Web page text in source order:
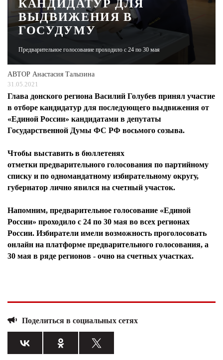
ЖУРНАЛ
КАНДИДАТУР ДЛЯ
ВЫДВИЖЕНИЯ В
ГОСУДУМУ
Предварительное голосование проходило с 24 по 30 мая
АВТОР Анастасия Талызина
31.05.2021
Глава донского региона Василий Голубев принял участие
в отборе кандидатур для последующего выдвижения от
«Единой России» кандидатами в депутаты
Государственной Думы ФС РФ восьмого созыва.
Чтобы выставить в бюллетенях
отметки предварительного голосования по партийному
списку и по одномандатному избирательному округу,
губернатор лично явился на счетный участок.
Напомним, предварительное голосование «Единой
России» проходило с 24 по 30 мая во всех регионах
России. Избиратели имели возможность проголосовать
онлайн на платформе предварительного голосования, а
30 мая в ряде регионов - очно на счетных участках.
Поделиться в социальных сетях